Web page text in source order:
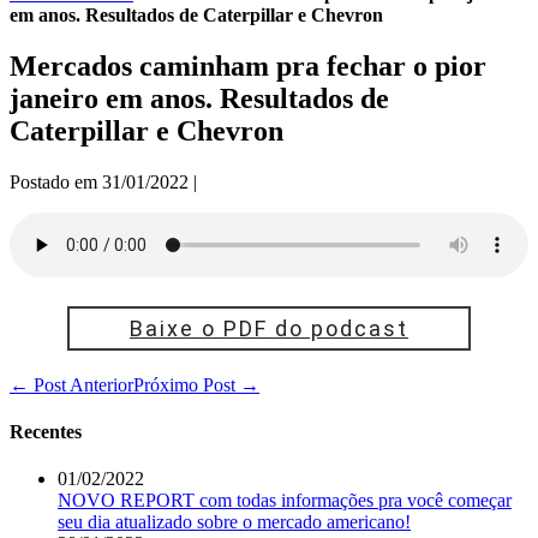
em anos. Resultados de Caterpillar e Chevron
Mercados caminham pra fechar o pior
janeiro em anos. Resultados de
Caterpillar e Chevron
Postado em 31/01/2022 |
Baixe o PDF do podcast
Navegação
post
← Post AnteriorPróximo Post →
Recentes
01/02/2022
NOVO REPORT com todas informações pra você começar
seu dia atualizado sobre o mercado americano!